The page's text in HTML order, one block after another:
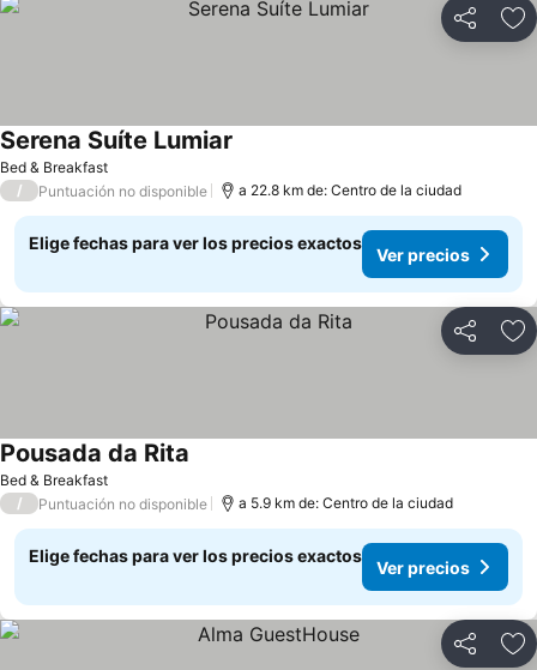
Compartir
Bed & Breakfast
Serena Suíte Lumiar
/ Puntuación no disponible a 22.8 km de: Centro de la ciudad
Elige fechas para ver los precios exactos
Ver precios
Compartir
Bed & Breakfast
Pousada da Rita
/ Puntuación no disponible a 5.9 km de: Centro de la ciudad
Elige fechas para ver los precios exactos
Ver precios
Compartir